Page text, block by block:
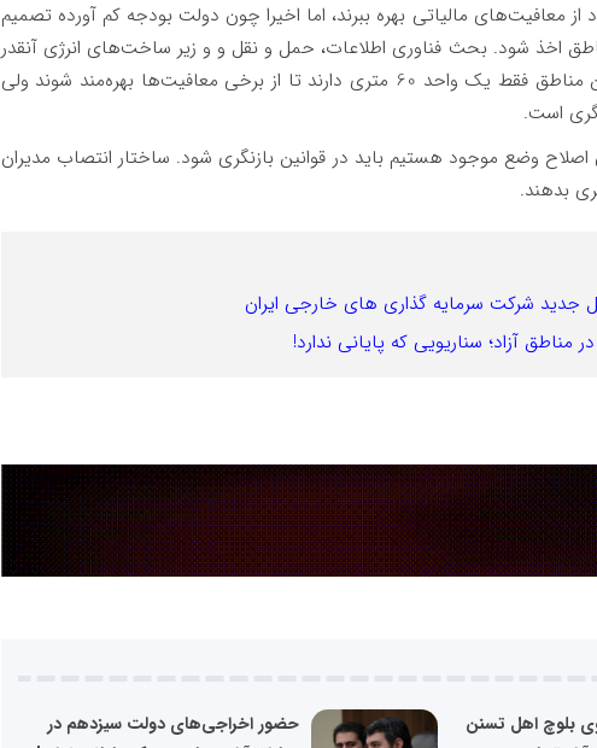
از معافیت‌های مالیاتی بهره ببرند، اما اخیرا چون دولت بودجه کم آورده تصمیم
اخذ شود. بحث فناوری اطلاعات، حمل و نقل و و زیر ساخت‌های انرژی آنقدر
ضعیف است که شرکت‌های حاضر در این مناطق فقط یک واحد 60 متری دارند تا از برخی معافیت‌ها بهره‌مند شوند ولی
است.
وضع موجود هستیم باید در قوانین بازنگری شود. ساختار انتصاب مدیران
بدهند.
جدید شرکت سرمایه گذاری های خارجی ایران
آزاد؛ سناریویی که پایانی ندارد!
بلوچ اهل تسنن
حضور اخراجی‌های دولت سیزدهم در